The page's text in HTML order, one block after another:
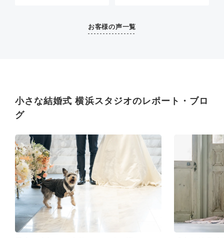
方に良いですね。と言われ
てから他の衣装を着る事に
いなのかな…と勝手に解釈
して言わないままでした。
で、何か私が悪かったのだ
ろうか等当日まで正直気が
重くなっていました。
コラボのブーケを断ってか
ら他のブーケのオプション
等の提案もなく、ブーケは
持ち込む事にしました。
しかし当日は衣装合わせの
方とはまた別のスタッフさ
ん達で楽しく私の要望も聞
いていただき、大変感謝し
お客様の声一覧
小さな結婚式 横浜スタジオのレポート・ブロ
グ